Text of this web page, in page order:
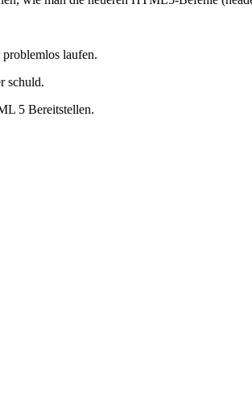
laufen.
schuld.
5 Bereitstellen.